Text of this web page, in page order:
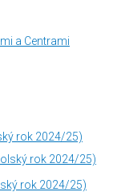
a Centrami
rok 2024/25)
rok 2024/25)
rok 2024/25)